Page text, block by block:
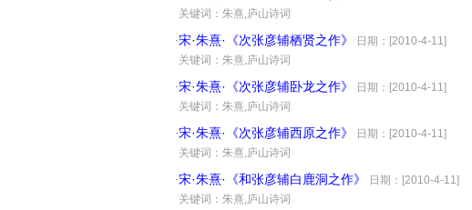
关键词：朱熹,庐山诗词
·宋·朱熹·《次张彦辅栖贤之作》
日期：[2010-4-11]
关键词：朱熹,庐山诗词
·宋·朱熹·《次张彦辅卧龙之作》
日期：[2010-4-11]
关键词：朱熹,庐山诗词
·宋·朱熹·《次张彦辅西原之作》
日期：[2010-4-11]
关键词：朱熹,庐山诗词
·宋·朱熹·《和张彦辅白鹿洞之作》
日期：[2010-4-11]
关键词：朱熹,庐山诗词